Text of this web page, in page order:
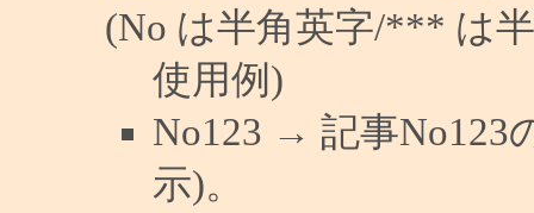
(No は半角英字/*** は
使用例)
No123 → 記事No123
示)。